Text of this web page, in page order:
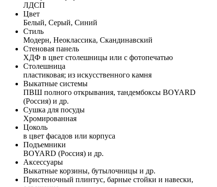
ЛДСП
Цвет
Белый, Серый, Синий
Стиль
Модерн, Неоклассика, Скандинавский
Стеновая панель
ХДФ в цвет столешницы или с фотопечатью
Столешница
пластиковая; из искусственного камня
Выкатные системы
ПВШ полного открывания, тандембоксы BOYARD
(Россия) и др.
Сушка для посуды
Хромированная
Цоколь
в цвет фасадов или корпуса
Подъемники
BOYARD (Россия) и др.
Аксессуары
Выкатные корзины, бутылочницы и др.
Пристеночный плинтус, барные стойки и навески,